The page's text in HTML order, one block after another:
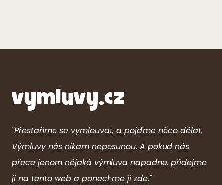
"Přestaňme se vymlouvat, a pojďme něco dělat.
Výmluvy nás nikam neposunou. A pokud nás
přece jenom nějaká výmluva napadne, přidejme
ji na tento web a ponechme ji zde."